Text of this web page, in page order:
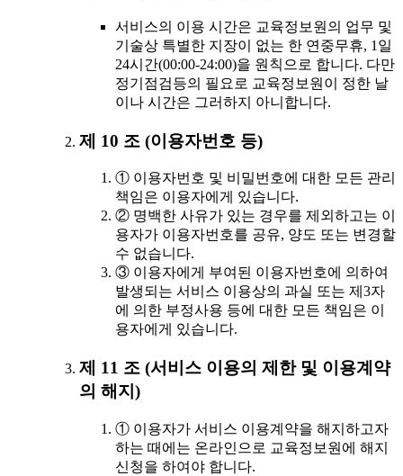
서비스의 이용 시간은 교육정보원의 업무 및
기술상 특별한 지장이 없는 한 연중무휴, 1일
24시간(00:00-24:00)을 원칙으로 합니다. 다만
정기점검등의 필요로 교육정보원이 정한 날
이나 시간은 그러하지 아니합니다.
제 10 조 (이용자번호 등)
① 이용자번호 및 비밀번호에 대한 모든 관리
책임은 이용자에게 있습니다.
② 명백한 사유가 있는 경우를 제외하고는 이
용자가 이용자번호를 공유, 양도 또는 변경할
수 없습니다.
③ 이용자에게 부여된 이용자번호에 의하여
발생되는 서비스 이용상의 과실 또는 제3자
에 의한 부정사용 등에 대한 모든 책임은 이
용자에게 있습니다.
제 11 조 (서비스 이용의 제한 및 이용계약
의 해지)
① 이용자가 서비스 이용계약을 해지하고자
하는 때에는 온라인으로 교육정보원에 해지
신청을 하여야 합니다.